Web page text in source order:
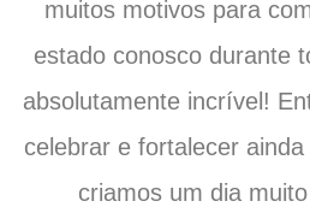
muitos motivos para
estado conosco durante
absolutamente incrível!
celebrar e fortalecer
criamos um dia